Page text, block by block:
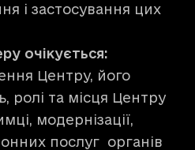
і застосування цих
очікується:
Центру, його
ролі та місця Центру
модернізації,
послуг органів